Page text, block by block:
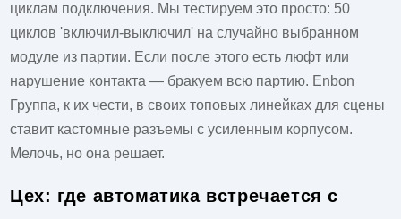
циклам подключения. Мы тестируем это просто: 50
циклов 'включил-выключил' на случайно выбранном
модуле из партии. Если после этого есть люфт или
нарушение контакта — бракуем всю партию. Enbon
Группа, к их чести, в своих топовых линейках для сцены
ставит кастомные разъемы с усиленным корпусом.
Мелочь, но она решает.
Цех: где автоматика встречается с